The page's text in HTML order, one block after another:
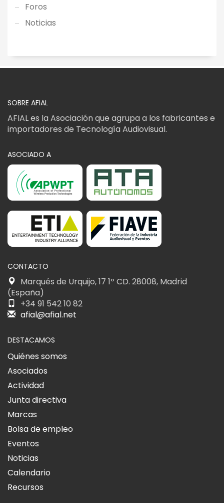
Foros
Noticias
SOBRE AFIAL
AFIAL es la Asociación que agrupa a los fabricantes e
importadores de Tecnología Audiovisual.
ASOCIADO A
CONTACTO
Marqués de Urquijo, 17 1º CD. 28008, Madrid
(España)
+34 91 542 10 82
afial@afial.net
DESTACAMOS
Quiénes somos
Asociados
Actividad
Junta directiva
Marcas
Bolsa de empleo
Eventos
Noticias
Calendario
Recursos